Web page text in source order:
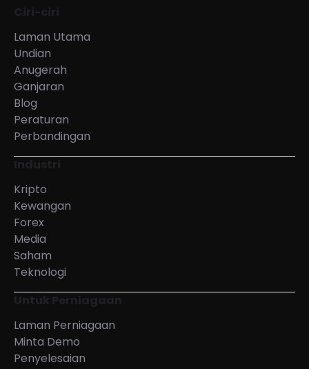
Laman Utama
Undian
Anugerah
Ganjaran
Blog
Peraturan
Perbandingan
Kripto
Kewangan
Forex
Media
Saham
Teknologi
Laman Perniagaan
Minta Demo
Penyelesaian